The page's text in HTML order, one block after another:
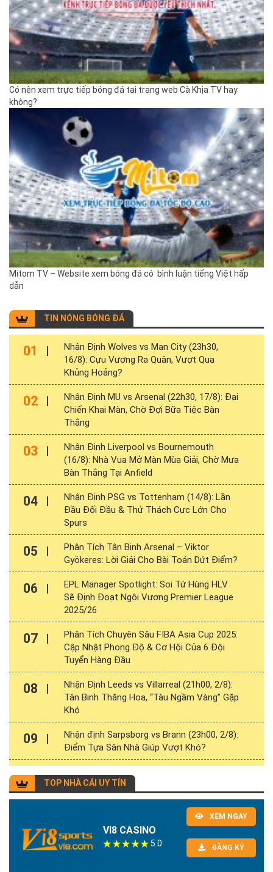
Có nên xem trực tiếp bóng đá tại trang web Cà Khịa TV hay
không?
Mitom TV – Website xem bóng đá có bình luận tiếng Việt hấp
dẫn
TIN NÓNG BÓNG ĐÁ
01
Nhận Định Wolves vs Man City (23h30,
16/8): Cựu Vương Ra Quân, Vượt Qua
Khủng Hoảng?
02
Nhận Định MU vs Arsenal (22h30, 17/8): Đại
Chiến Khai Màn, Chờ Đợi Bữa Tiệc Bàn
Thắng
03
Nhận Định Liverpool vs Bournemouth
(16/8): Nhà Vua Mở Màn Mùa Giải, Chờ Mưa
Bàn Thắng Tại Anfield
04
Nhận Định PSG vs Tottenham (14/8): Lần
Đầu Đối Đầu & Thử Thách Cực Lớn Cho
Spurs
05
Phân Tích Tân Binh Arsenal – Viktor
Gyökeres: Lời Giải Cho Bài Toán Dứt Điểm?
06
EPL Manager Spotlight: Soi Tứ Hùng HLV
Sẽ Định Đoạt Ngôi Vương Premier League
2025/26
07
Phân Tích Chuyên Sâu FIBA Asia Cup 2025:
Cập Nhật Phong Độ & Cơ Hội Của 6 Đội
Tuyển Hàng Đầu
08
Nhận Định Leeds vs Villarreal (21h00, 2/8):
Tân Binh Thăng Hoa, “Tàu Ngầm Vàng” Gặp
Khó
09
Nhận định Sarpsborg vs Brann (23h00, 2/8):
Điểm Tựa Sân Nhà Giúp Vượt Khó?
TOP NHÀ CÁI UY TÍN
VI8 CASINO
5.0
XEM NGAY
ĐĂNG KÝ